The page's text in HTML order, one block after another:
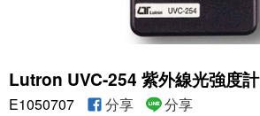
Lutron UVC-254 紫外線光強度計
E1050707 分享 分享